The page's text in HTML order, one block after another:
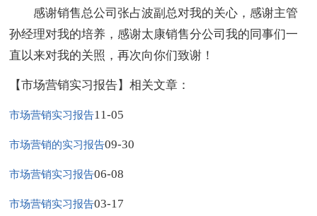
感谢销售总公司张占波副总对我的关心，感谢主管
孙经理对我的培养，感谢太康销售分公司我的同事们一
直以来对我的关照，再次向你们致谢！
【市场营销实习报告】相关文章：
市场营销实习报告11-05
市场营销的实习报告09-30
市场营销实习报告06-08
市场营销实习报告03-17